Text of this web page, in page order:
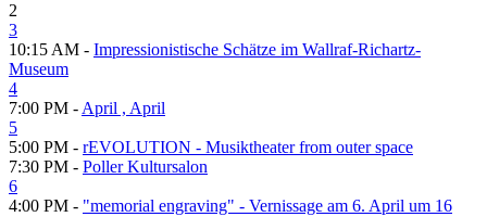
2
3
10:15 AM - Impressionistische Schätze im Wallraf-Richartz-
Museum
4
7:00 PM - April , April
5
5:00 PM - rEVOLUTION - Musiktheater from outer space
7:30 PM - Poller Kultursalon
6
4:00 PM - "memorial engraving" - Vernissage am 6. April um 16